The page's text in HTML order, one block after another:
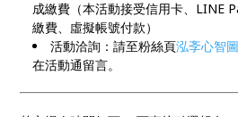
成繳費（本活動接受信用卡、LINE
繳費、虛擬帳號付款）
活動洽詢：請至粉絲頁泓斈心智
在活動通留言。